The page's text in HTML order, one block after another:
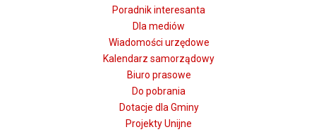
Poradnik interesanta
Dla mediów
Wiadomości urzędowe
Kalendarz samorządowy
Biuro prasowe
Do pobrania
Dotacje dla Gminy
Projekty Unijne